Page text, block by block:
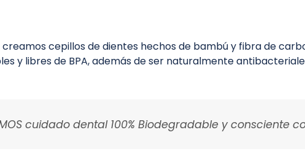
creamos cepillos de dientes hechos de bambú y fibra de
y libres de BPA, además de ser naturalmente
cuidado dental 100% Biodegradable y consciente